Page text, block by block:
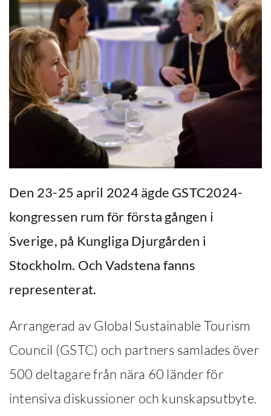
Den 23-25 april 2024 ägde GSTC2024-
kongressen rum för första gången i
Sverige, på Kungliga Djurgården i
Stockholm. Och Vadstena fanns
representerat.
Arrangerad av Global Sustainable Tourism
Council (GSTC) och partners samlades över
500 deltagare från nära 60 länder för
intensiva diskussioner och kunskapsutbyte.